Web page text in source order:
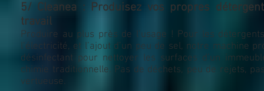
5/ Cleanea : Produisez vos propres
travail
Produire au plus près de l’usage ! Pour les
l’électricité, et l’ajout d’un peu de sel, notre machine
désinfectant pour nettoyer les surfaces d’un
chimie traditionnelle. Pas de déchets, peu de rejets,
vertueuse.